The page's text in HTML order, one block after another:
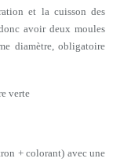
et la cuisson des
avoir deux moules
diamètre, obligatoire
verte
+ colorant) avec une